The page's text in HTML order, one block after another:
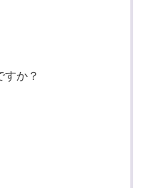
すか？